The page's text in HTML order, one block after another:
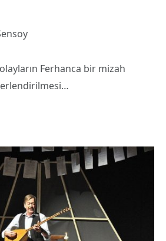
Ferhanca bir mizah